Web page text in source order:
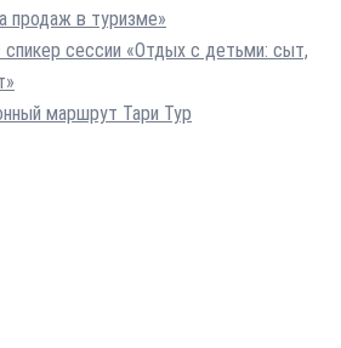
продаж в туризме»
сессии «Отдых с детьми: сыт,
маршрут Тари Тур